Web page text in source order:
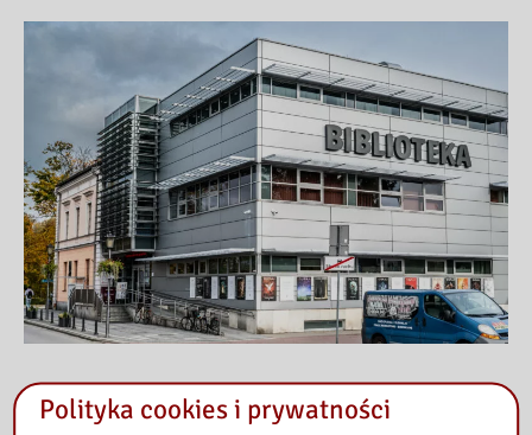
Przeczytaj
Polityka cookies i prywatności